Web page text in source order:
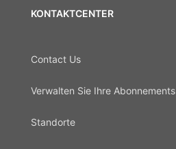
KONTAKTCENTER
Contact Us
Verwalten Sie Ihre Abonnements
Standorte